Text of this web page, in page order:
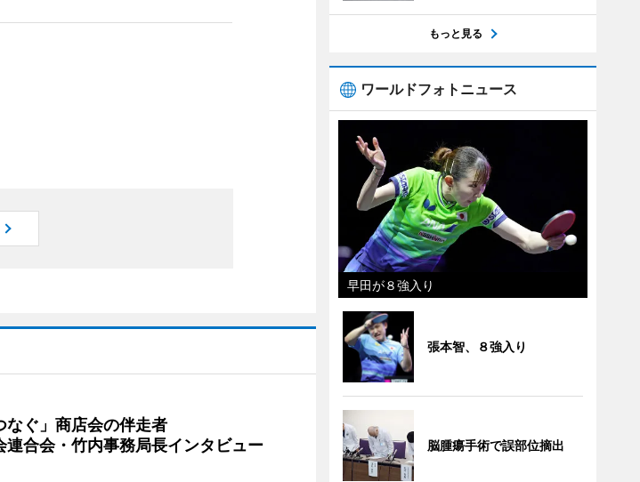
なぐ」商店会の伴走者
連合会・竹内事務局長インタビュー
もっと見る
ワールドフォトニュース
早田が８強入り
張本智、８強入り
脳腫瘍手術で誤部位摘出